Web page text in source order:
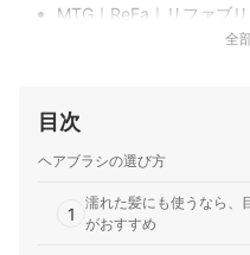
MTG｜ReFa｜リファブ
くし通りのよい100％天
分・水分によって、キュ
できます。くし通りのよ
MTG｜ReFa｜リファパ
ダブルクッション構造で
全
目次
ヘアブラシの選び方
1
濡れた髪にも使うなら、
がおすすめ